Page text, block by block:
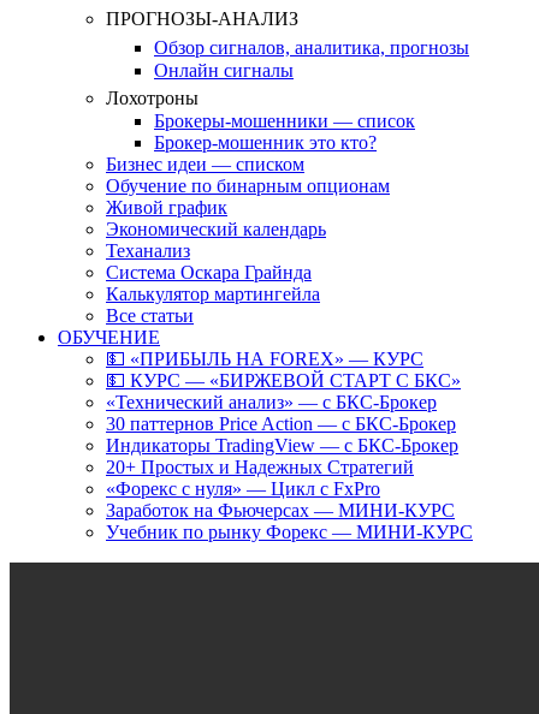
ПРОГНОЗЫ-АНАЛИЗ
Обзор сигналов, аналитика, прогнозы
Онлайн сигналы
Лохотроны
Брокеры-мошенники — список
Брокер-мошенник это кто?
Бизнес идеи — списком
Обучение по бинарным опционам
Живой график
Экономический календарь
Теханализ
Система Оскара Грайнда
Калькулятор мартингейла
Все статьи
ОБУЧЕНИЕ
💵 «ПРИБЫЛЬ НА FOREX» — КУРС
💵 КУРС — «БИРЖЕВОЙ СТАРТ С БКС»
«Технический анализ» — с БКС-Брокер
30 паттернов Price Action — с БКС-Брокер
Индикаторы TradingView — с БКС-Брокер
20+ Простых и Надежных Стратегий
«Форекс с нуля» — Цикл с FxPro
Заработок на Фьючерсах — МИНИ-КУРС
Учебник по рынку Форекс — МИНИ-КУРС